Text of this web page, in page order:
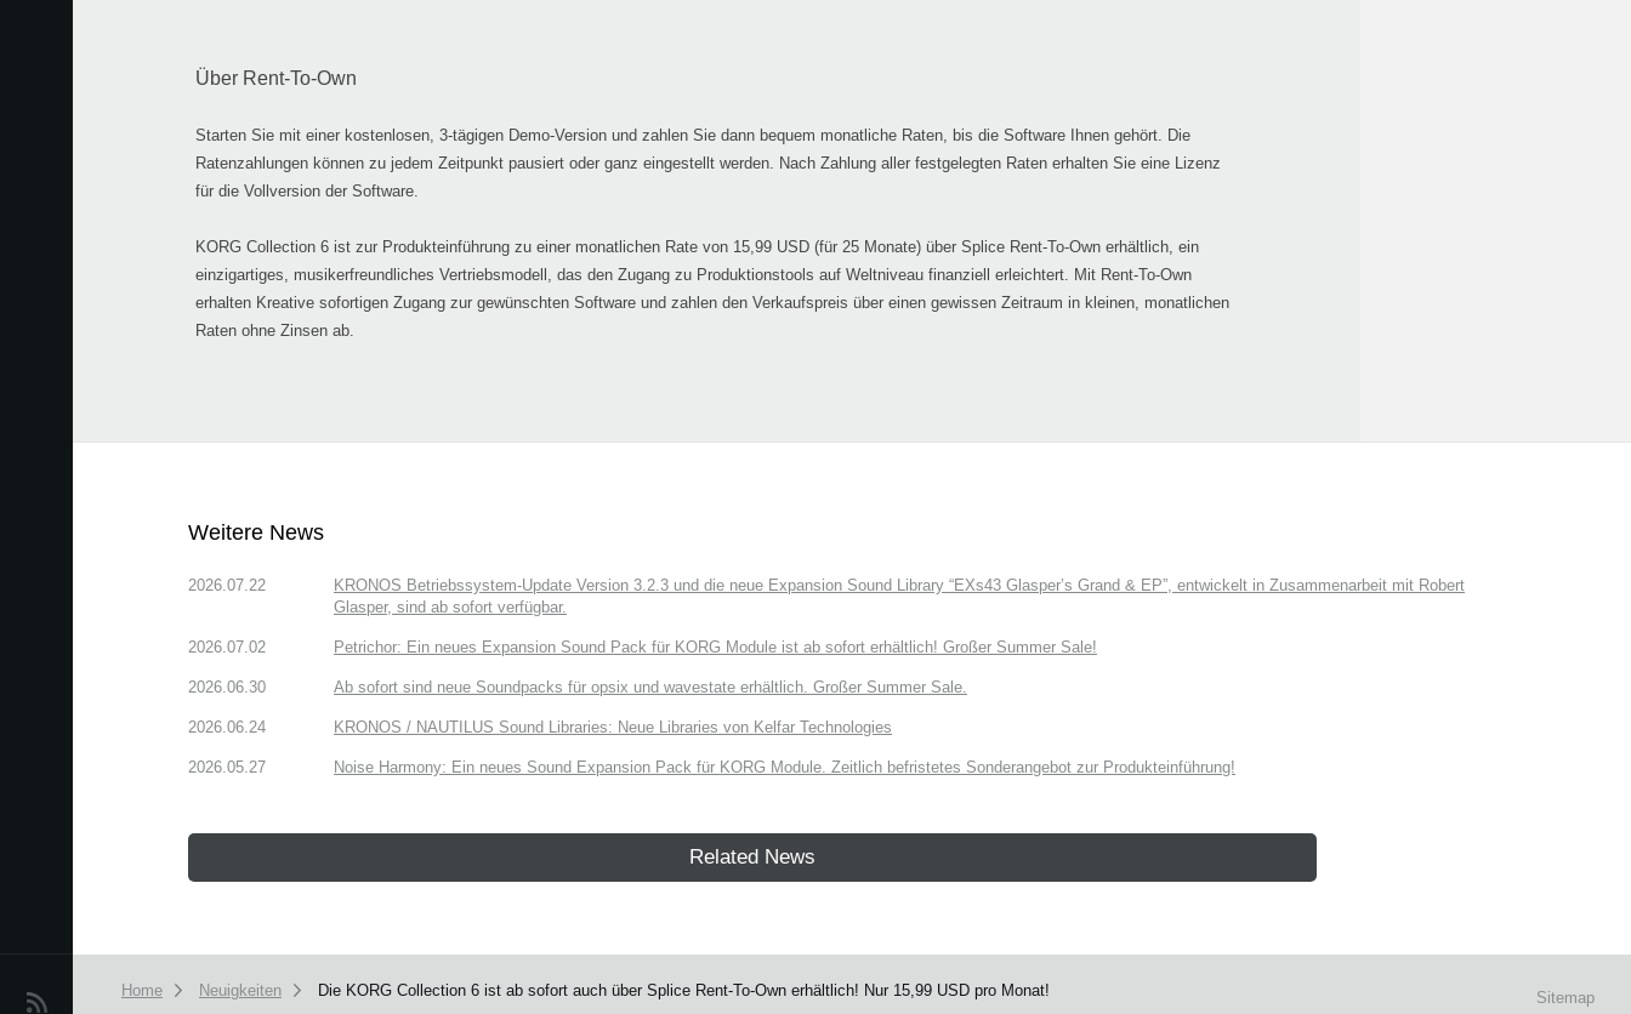
Neuigkeiten
Über Rent-To-Own
Starten Sie mit einer kostenlosen, 3-tägigen Demo-Version und zahlen Sie dann bequem monatliche Raten, bis die Software Ihnen gehört. Die
Ratenzahlungen können zu jedem Zeitpunkt pausiert oder ganz eingestellt werden. Nach Zahlung aller festgelegten Raten erhalten Sie eine Lizenz
für die Vollversion der Software.
KORG Collection 6 ist zur Produkteinführung zu einer monatlichen Rate von 15,99 USD (für 25 Monate) über Splice Rent-To-Own erhältlich, ein
einzigartiges, musikerfreundliches Vertriebsmodell, das den Zugang zu Produktionstools auf Weltniveau finanziell erleichtert. Mit Rent-To-Own
erhalten Kreative sofortigen Zugang zur gewünschten Software und zahlen den Verkaufspreis über einen gewissen Zeitraum in kleinen, monatlichen
Raten ohne Zinsen ab.
Weitere News
2026.07.22
KRONOS Betriebssystem-Update Version 3.2.3 und die neue Expansion Sound Library “EXs43 Glasper’s Grand & EP”, entwickelt in Zusammenarbeit mit Robert
Glasper, sind ab sofort verfügbar.
2026.07.02 Petrichor: Ein neues Expansion Sound Pack für KORG Module ist ab sofort erhältlich! Großer Summer Sale!
2026.06.30 Ab sofort sind neue Soundpacks für opsix und wavestate erhältlich. Großer Summer Sale.
2026.06.24 KRONOS / NAUTILUS Sound Libraries: Neue Libraries von Kelfar Technologies
2026.05.27 Noise Harmony: Ein neues Sound Expansion Pack für KORG Module. Zeitlich befristetes Sonderangebot zur Produkteinführung!
Related News
Home Neuigkeiten Die KORG Collection 6 ist ab sofort auch über Splice Rent-To-Own erhältlich! Nur 15,99 USD pro Monat! Sitemap